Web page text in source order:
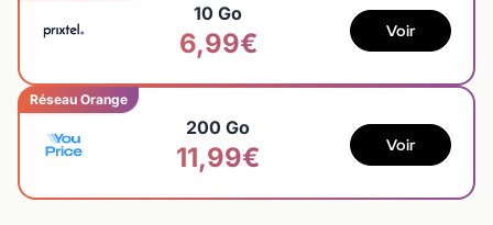
10 Go
6,99€ Voir
Réseau Orange
200 Go
11,99€ Voir